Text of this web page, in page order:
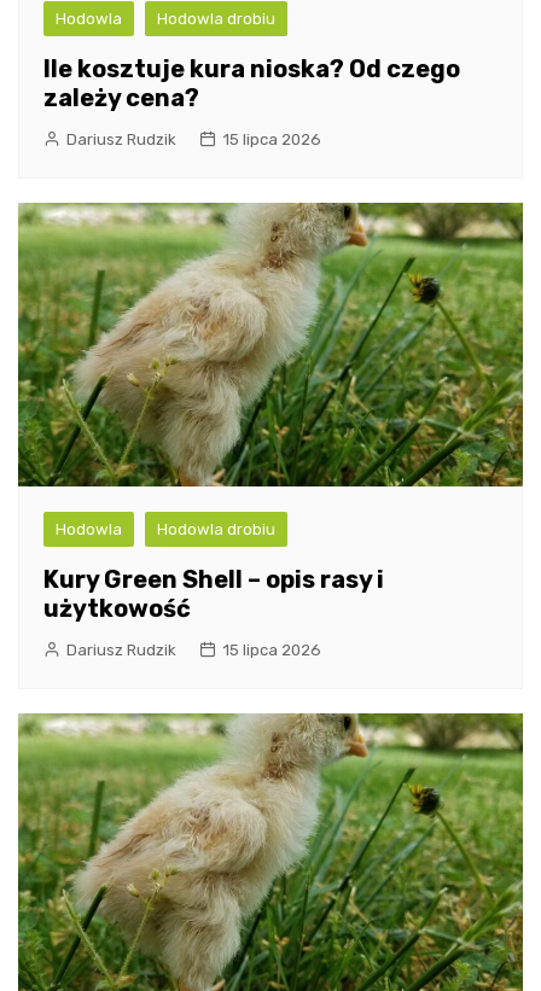
Hodowla Hodowla drobiu
Ile kosztuje kura nioska? Od czego
zależy cena?
Dariusz Rudzik 15 lipca 2026
Hodowla Hodowla drobiu
Kury Green Shell – opis rasy i
użytkowość
Dariusz Rudzik 15 lipca 2026